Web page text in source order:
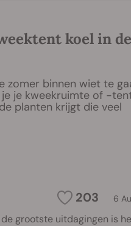
koel in de
zomer binnen wiet te
je je kweekruimte of -
planten krijgt die veel
203 6
grootste uitdagingen is